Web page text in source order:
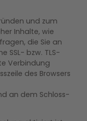
und zum
Inhalte, wie
die Sie an
SSL- bzw. TLS-
Verbindung
des Browsers
an dem Schloss-